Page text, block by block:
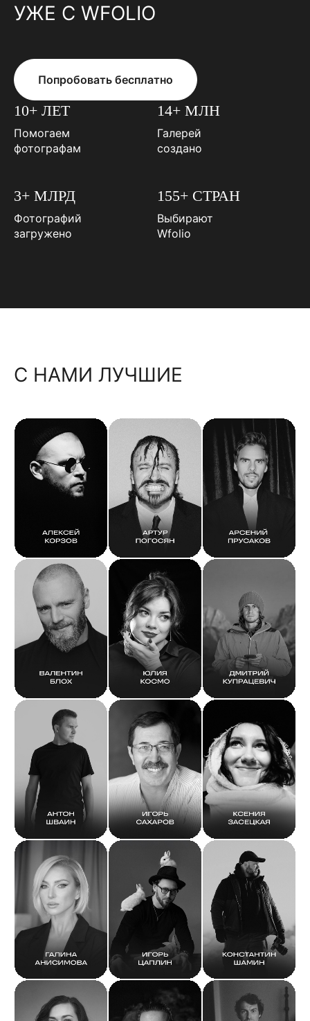
УЖЕ С WFOLIO
Попробовать бесплатно
10+ ЛЕТ
Помогаем
фотографам
14+ МЛН
Галерей
создано
3+ МЛРД
Фотографий
загружено
155+ СТРАН
Выбирают
Wfolio
С НАМИ ЛУЧШИЕ